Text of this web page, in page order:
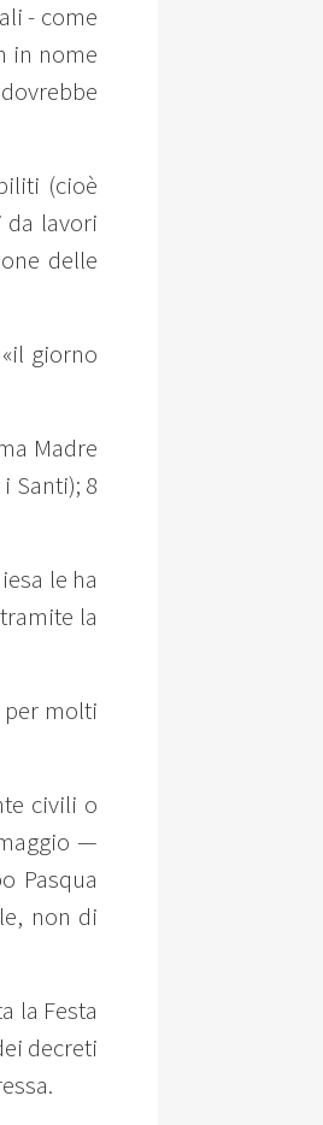
- come
in nome
(cioè
da lavori
delle
giorno
Madre
Santi); 8
le ha
la
per molti
civili o
—
Pasqua
non di
la Festa
decreti